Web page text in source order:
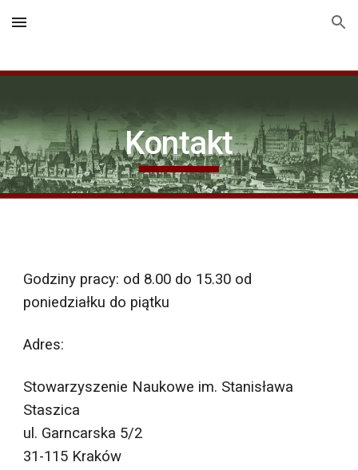
Skip to main content Skip to navigation
Kontakt
Godziny pracy: od 8.00 do 15.30 od
poniedziałku do piątku
Adres:
Stowarzyszenie Naukowe im. Stanisława
Staszica
ul. Garncarska 5/2
31-115 Kraków